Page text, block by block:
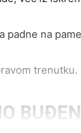
padne na
trenutku.